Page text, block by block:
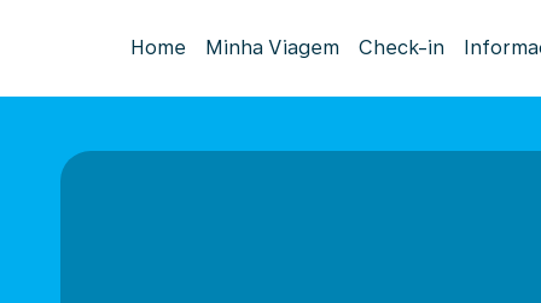
Home Minha Viagem Check-in